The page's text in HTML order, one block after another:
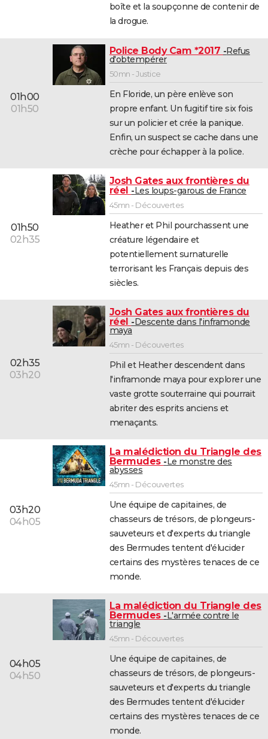
CARTE DE VOEUX
Carte de Noël
Carte Bonne année
Carte Saint-Valentin
Carte Pâques
Carte d'anniversaire
DICTIONNAIRE
Service militaire
Avis de recherche
AVIS DE DÉCÈS
Bricolage
Lifestyle
Culture
Sport
Auto
Television
Voyage
Cinema
boîte et la soupçonne de contenir de
la drogue.
01h00
01h50
Police Body Cam *2017 Refus
d'obtempérer
50mn - Justice
En Floride, un père enlève son
propre enfant. Un fugitif tire six fois
sur un policier et crée la panique.
Enfin, un suspect se cache dans une
crèche pour échapper à la police.
01h50
02h35
Josh Gates aux frontières du
réel
Les loups-garous de France
45mn - Découvertes
Heather et Phil pourchassent une
créature légendaire et
potentiellement surnaturelle
terrorisant les Français depuis des
siècles.
02h35
03h20
Josh Gates aux frontières du
réel
Descente dans l'inframonde
maya
45mn - Découvertes
Phil et Heather descendent dans
l'inframonde maya pour explorer une
vaste grotte souterraine qui pourrait
abriter des esprits anciens et
menaçants.
03h20
04h05
La malédiction du Triangle des
Bermudes
Le monstre des
abysses
45mn - Découvertes
Une équipe de capitaines, de
chasseurs de trésors, de plongeurs-
sauveteurs et d'experts du triangle
des Bermudes tentent d'élucider
certains des mystères tenaces de ce
monde.
04h05
04h50
La malédiction du Triangle des
Bermudes
L'armée contre le
triangle
45mn - Découvertes
Une équipe de capitaines, de
chasseurs de trésors, de plongeurs-
sauveteurs et d'experts du triangle
des Bermudes tentent d'élucider
certains des mystères tenaces de ce
monde.